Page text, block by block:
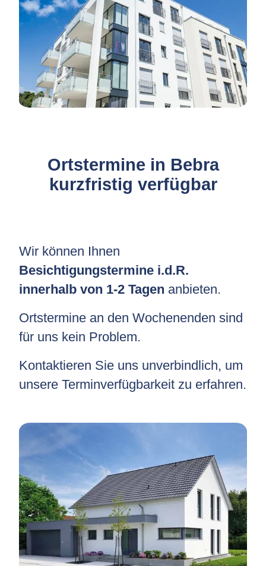
Ortstermine in Bebra
kurzfristig verfügbar
Wir können Ihnen
Besichtigungstermine i.d.R.
innerhalb von 1-2 Tagen anbieten.
Ortstermine an den Wochenenden sind
für uns kein Problem.
Kontaktieren Sie uns unverbindlich, um
unsere Terminverfügbarkeit zu erfahren.